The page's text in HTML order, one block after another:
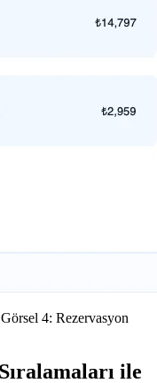
4: Rezervasyon
ile